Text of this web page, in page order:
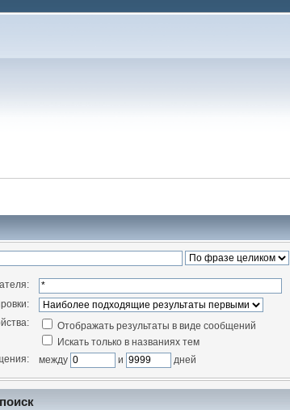
Отображать результаты в виде сообщений
Искать только в названиях тем
между и дней